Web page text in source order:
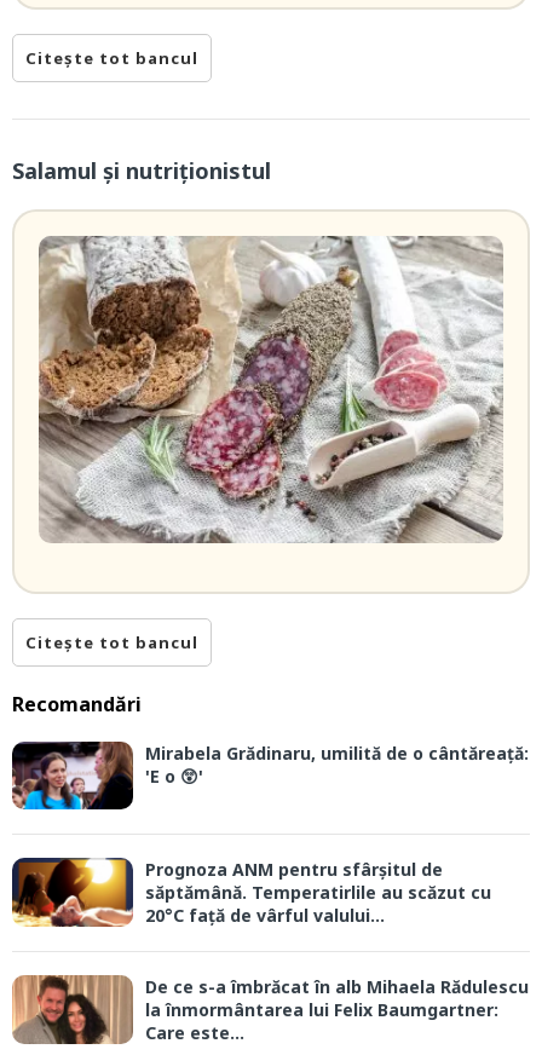
Citește tot bancul
Salamul şi nutriţionistul
Citește tot bancul
Recomandări
Mirabela Grădinaru, umilită de o cântăreață:
'E o 😲'
Prognoza ANM pentru sfârșitul de
săptămână. Temperatirlile au scăzut cu
20°C față de vârful valului...
De ce s-a îmbrăcat în alb Mihaela Rădulescu
la înmormântarea lui Felix Baumgartner:
Care este...